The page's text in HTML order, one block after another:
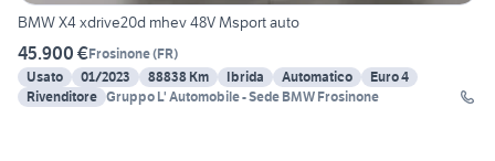
BMW X4 xdrive20d mhev 48V Msport auto
45.900 €Frosinone(FR)
Usato
01/2023 88838 Km Ibrida Automatico
Euro 4
Rivenditore Gruppo L' Automobile - Sede BMW Frosinone